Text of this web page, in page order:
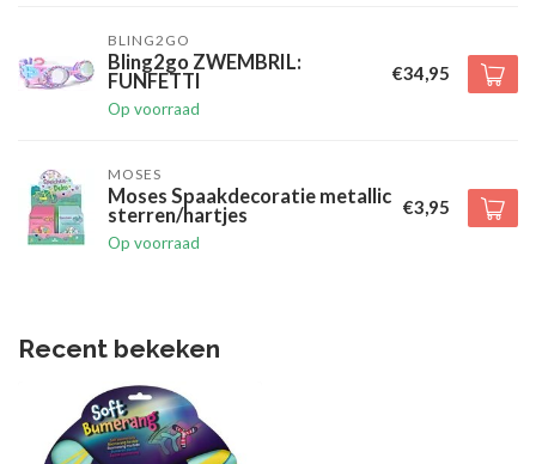
BLING2GO
Bling2go ZWEMBRIL:
FUNFETTI
Op voorraad
€34,95
MOSES
Moses Spaakdecoratie metallic
sterren/hartjes
Op voorraad
€3,95
Recent bekeken